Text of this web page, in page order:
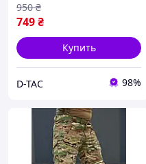
749₴
950 ₴
Купить
D-TAC 98%